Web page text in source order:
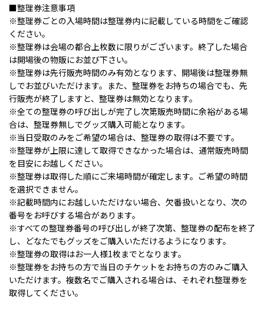
■整理券注意事項
※整理券ごとの入場時間は整理券内に記載している時間をご確認
ください。
※整理券は会場の都合上枚数に限りがございます。終了した場合
は開場後の物販にお並び下さい。
※整理券は先行販売時間のみ有効となります、開場後は整理券無
しでお並びいただけます。また、整理券をお持ちの場合でも、先
行販売が終了しますと、整理券は無効となります。
※全ての整理券の呼び出しが完了し次第販売時間に余裕がある場
合は、整理券無しでグッズ購入可能となります。
※当日受取のみをご希望の場合は、整理券の取得は不要です。
※整理券が上限に達して取得できなかった場合は、通常販売時間
を目安にお越しください。
※整理券は取得した順にご来場時間が確定します。ご希望の時間
を選択できません。
※記載時間内にお越しいただけない場合、欠番扱いとなり、次の
番号をお呼びする場合があります。
※すべての整理券番号の呼び出しが終了次第、整理券の配布を終了
し、どなたでもグッズをご購入いただけるようになります。
※整理券の取得はお一人様1枚までとなります。
※整理券をお持ちの方で当日のチケットをお持ちの方のみご購入
いただけます。複数名でご購入される場合は、それぞれ整理券を
取得してください。